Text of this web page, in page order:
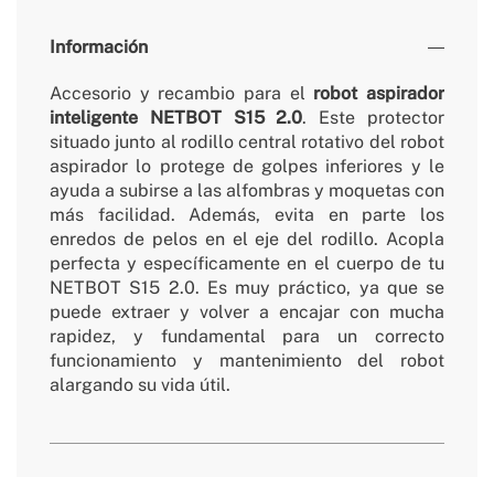
Información
Accesorio y recambio para el robot aspirador
inteligente NETBOT S15 2.0. Este protector
situado junto al rodillo central rotativo del robot
aspirador lo protege de golpes inferiores y le
ayuda a subirse a las alfombras y moquetas con
más facilidad. Además, evita en parte los
enredos de pelos en el eje del rodillo. Acopla
perfecta y específicamente en el cuerpo de tu
NETBOT S15 2.0. Es muy práctico, ya que se
puede extraer y volver a encajar con mucha
rapidez, y fundamental para un correcto
funcionamiento y mantenimiento del robot
alargando su vida útil.